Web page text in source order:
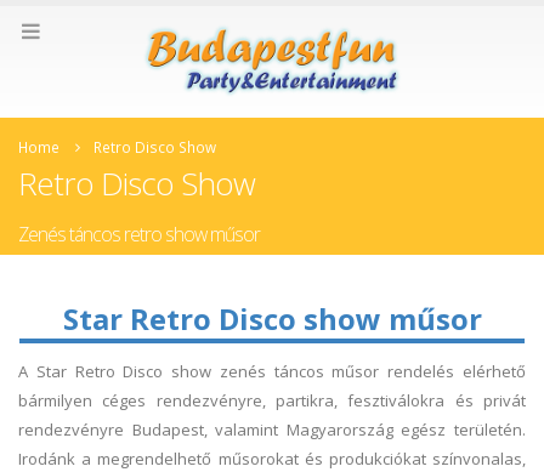
Home Retro Disco Show
Retro Disco Show
Zenés táncos retro show műsor
Star Retro Disco show műsor
A Star Retro Disco show zenés táncos műsor rendelés elérhető
bármilyen céges rendezvényre, partikra, fesztiválokra és privát
rendezvényre Budapest, valamint Magyarország egész területén.
Irodánk a megrendelhető műsorokat és produkciókat színvonalas,